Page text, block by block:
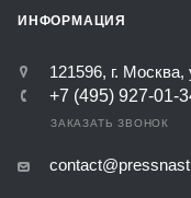
ИНФОРМАЦИЯ
121596, г.
+7 (495) 927-01-
ЗАКАЗАТЬ ЗВОНОК